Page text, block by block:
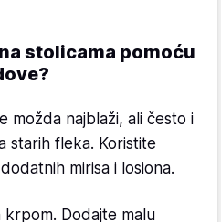
stolicama pomoću
možda najblaži, ali često i
starih fleka. Koristite
mirisa i losiona.
Dodajte malu